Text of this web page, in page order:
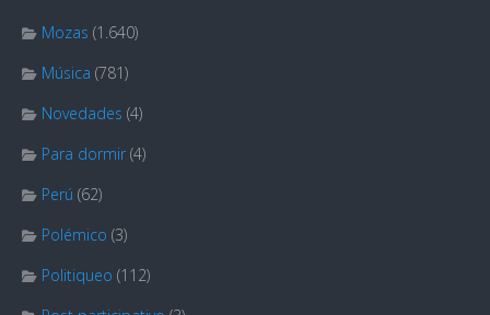
Mozas (1.640)
Música (781)
Novedades (4)
Para dormir (4)
Perú (62)
Polémico (3)
Politiqueo (112)